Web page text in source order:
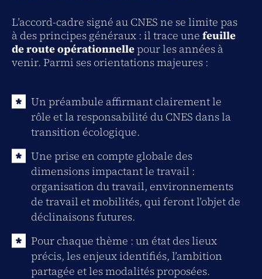
L’accord-cadre signé au CNES ne se limite pas
à des principes généraux : il trace une feuille
de route opérationnellepour les années à
venir. Parmi ses orientations majeures :
Un préambule affirmant clairement le
rôle et la responsabilité du CNES dans la
transition écologique.
Une prise en compte globale des
dimensions impactant le travail :
organisation du travail, environnements
de travail et mobilités, qui feront l’objet de
déclinaisons futures.
Pour chaque thème : un état des lieux
précis, les enjeux identifiés, l’ambition
partagée et les modalités proposées.